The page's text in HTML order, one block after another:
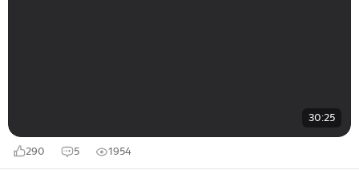
30:25
290 5 1954